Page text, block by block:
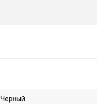
Черный